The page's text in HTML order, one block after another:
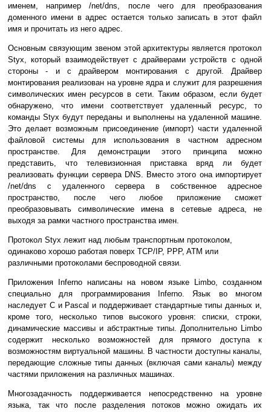
именем, например /net/dns, после чего для преобразования
доменного имени в адрес остается только записать в этот файл
имя и прочитать из него адрес.
Основным связующим звеном этой архитектуры является протокол
Styx, который взаимодействует с драйверами устройств с одной
стороны - и с драйвером монтирования с другой. Драйвер
монтирования реализован на уровне ядра и служит для разрешения
символических имен ресурсов в сети. Таким образом, если будет
обнаружено, что имени соответствует удаленный ресурс, то
команды Styx будут переданы и выполнены на удаленной машине.
Это делает возможным присоединение (импорт) части удаленной
файловой системы для использования в частном адресном
пространстве. Для демонстрации этого принципа можно
представить, что телевизионная приставка вряд ли будет
реализовать функции сервера DNS. Вместо этого она импортирует
/net/dns с удаленного сервера в собственное адресное
пространство, после чего любое приложение сможет
преобразовывать символические имена в сетевые адреса, не
выходя за рамки частного пространства имен.
Протокол Styx лежит над любым транспортным протоколом,
одинаково хорошо работая поверх TCP/IP, PPP, ATM или
различными протоколами беспроводной связи.
Приложения Inferno написаны на новом языке Limbo, созданном
специально для программирования Inferno. Язык во многом
наследует C и Pascal и поддерживает стандартные типы данных и,
кроме того, несколько типов высокого уровня: списки, строки,
динамические массивы и абстрактные типы. Дополнительно Limbo
содержит несколько возможностей для прямого доступа к
возможностям виртуальной машины. В частности доступны каналы,
передающие сложные типы данных (включая сами каналы) между
частями приложения на различных машинах.
Многозадачность поддерживается непосредственно на уровне
языка, так что после разделения потоков можно ожидать их